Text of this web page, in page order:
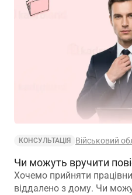
КОНСУЛЬТАЦІЯ Військовий
Чи можуть вручити
Хочемо прийняти
віддалено з дому. Чи